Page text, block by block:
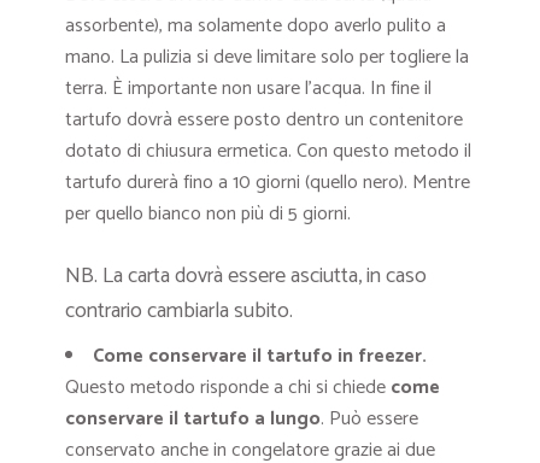
assorbente), ma solamente dopo averlo pulito a
mano. La pulizia si deve limitare solo per togliere la
terra. È importante non usare l’acqua. In fine il
tartufo dovrà essere posto dentro un contenitore
dotato di chiusura ermetica. Con questo metodo il
tartufo durerà fino a 10 giorni (quello nero). Mentre
per quello bianco non più di 5 giorni.
NB. La carta dovrà essere asciutta, in caso
contrario cambiarla subito.
Come conservare il tartufo in freezer.
Questo metodo risponde a chi si chiedecome
conservare il tartufo a lungo. Può essere
conservato anche in congelatore grazie ai due